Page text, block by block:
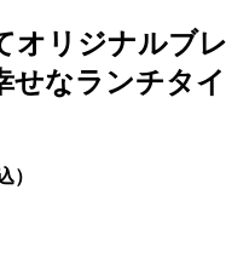
オリジナルブレ
せなランチタイ
）